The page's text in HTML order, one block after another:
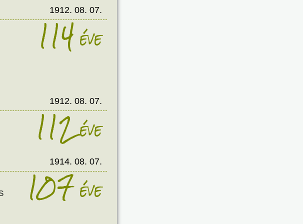
1912. 08. 07.
114éve
1912. 08. 07.
112éve
1914. 08. 07.
107éve